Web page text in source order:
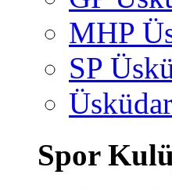
MHP
SP
Spor